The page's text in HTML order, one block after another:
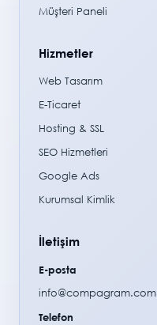
Müşteri Paneli
Hizmetler
Web Tasarım
E-Ticaret
Hosting & SSL
SEO Hizmetleri
Google Ads
Kurumsal Kimlik
İletişim
E-posta
info@compagram.com
Telefon